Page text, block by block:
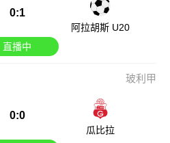
0:1
阿拉胡斯 U20
直播中
玻利甲
0:0
瓜比拉